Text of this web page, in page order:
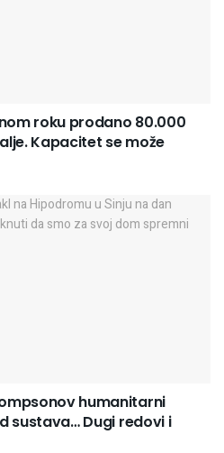
roku prodano 80.000
Kapacitet se može
humanitarni
sustava… Dugi redovi i